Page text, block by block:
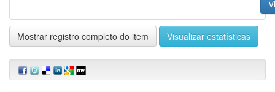
Mostrar registro completo do item Visualizar estatísticas